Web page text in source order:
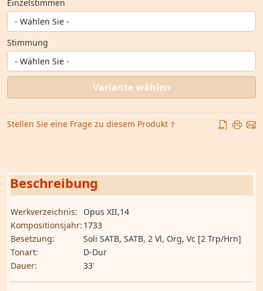
Einzelstimmen
Stimmung
Variante wählen
Stellen Sie eine Frage zu diesem Produkt
Beschreibung
Werkverzeichnis:
Opus XII,14
Kompositionsjahr: 1733
Besetzung:
Soli SATB, SATB, 2 Vl, Org, Vc [2 Trp/Hrn]
Tonart:
D-Dur
Dauer:
33'